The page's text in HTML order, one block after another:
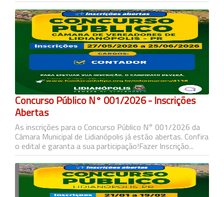
Concurso Público N° 001/2026 - Inscrições
Abertas
As inscrições para o Concurso Público N° 001/2026 da
Câmara Municipal de Lidianópolis já estão abertas. Confira
o edital e garanta a sua participação!Fazer Inscrição...